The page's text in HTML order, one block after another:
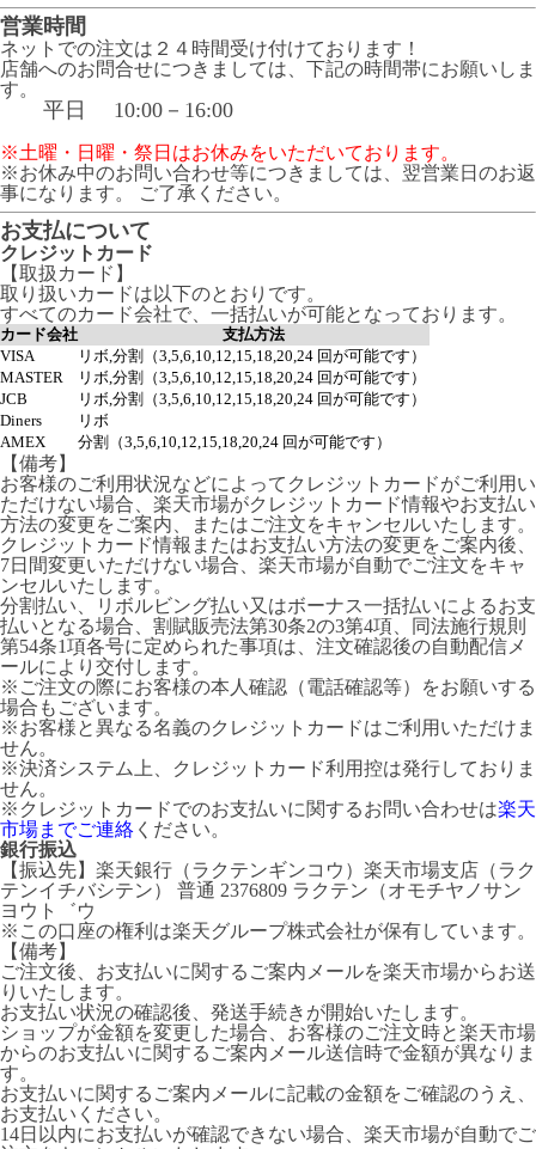
営業時間
ネットでの注文は２４時間受け付けております！
店舗へのお問合せにつきましては、下記の時間帯にお願いしま
す。
平日 10:00－16:00
※土曜・日曜・祭日はお休みをいただいております。
※お休み中のお問い合わせ等につきましては、翌営業日のお返
事になります。 ご了承ください。
お支払について
クレジットカード
【取扱カード】
取り扱いカードは以下のとおりです。
すべてのカード会社で、一括払いが可能となっております。
カード会社
支払方法
VISA
リボ,分割（3,5,6,10,12,15,18,20,24 回が可能です）
MASTER
リボ,分割（3,5,6,10,12,15,18,20,24 回が可能です）
JCB
リボ,分割（3,5,6,10,12,15,18,20,24 回が可能です）
Diners
リボ
AMEX
分割（3,5,6,10,12,15,18,20,24 回が可能です）
【備考】
お客様のご利用状況などによってクレジットカードがご利用い
ただけない場合、楽天市場がクレジットカード情報やお支払い
方法の変更をご案内、またはご注文をキャンセルいたします。
クレジットカード情報またはお支払い方法の変更をご案内後、
7日間変更いただけない場合、楽天市場が自動でご注文をキャ
ンセルいたします。
分割払い、リボルビング払い又はボーナス一括払いによるお支
払いとなる場合、割賦販売法第30条2の3第4項、同法施行規則
第54条1項各号に定められた事項は、注文確認後の自動配信メ
ールにより交付します。
※ご注文の際にお客様の本人確認（電話確認等）をお願いする
場合もございます。
※お客様と異なる名義のクレジットカードはご利用いただけま
せん。
※決済システム上、クレジットカード利用控は発行しておりま
せん。
※クレジットカードでのお支払いに関するお問い合わせは楽天
市場までご連絡 ください。
銀行振込
【振込先】楽天銀行（ラクテンギンコウ）楽天市場支店（ラク
テンイチバシテン） 普通 2376809 ラクテン（オモチヤノサン
ヨウト゛ウ
※この口座の権利は楽天グループ株式会社が保有しています。
【備考】
ご注文後、お支払いに関するご案内メールを楽天市場からお送
りいたします。
お支払い状況の確認後、発送手続きが開始いたします。
ショップが金額を変更した場合、お客様のご注文時と楽天市場
からのお支払いに関するご案内メール送信時で金額が異なりま
す。
お支払いに関するご案内メールに記載の金額をご確認のうえ、
お支払いください。
14日以内にお支払いが確認できない場合、楽天市場が自動でご